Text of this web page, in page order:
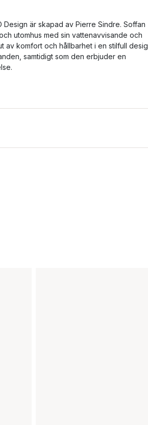
Design är skapad av Pierre Sindre. Soffan
utomhus med sin vattenavvisande och
av komfort och hållbarhet i en stilfull
samtidigt som den erbjuder en